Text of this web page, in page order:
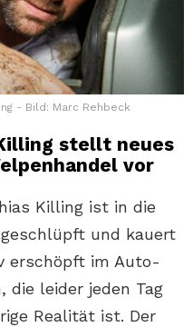
- Bild: Marc Rehbeck
stellt neues
vor
Killing ist in die
und kauert
erschöpft im Auto-
die leider jeden Tag
Realität ist. Der